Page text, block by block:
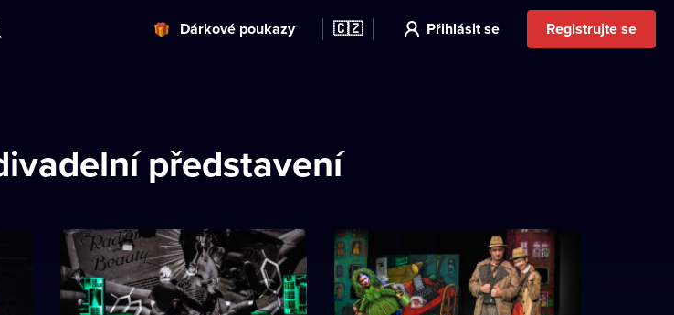
Dárkové poukazy 🇨🇿 Přihlásit se Registrujte se
představení